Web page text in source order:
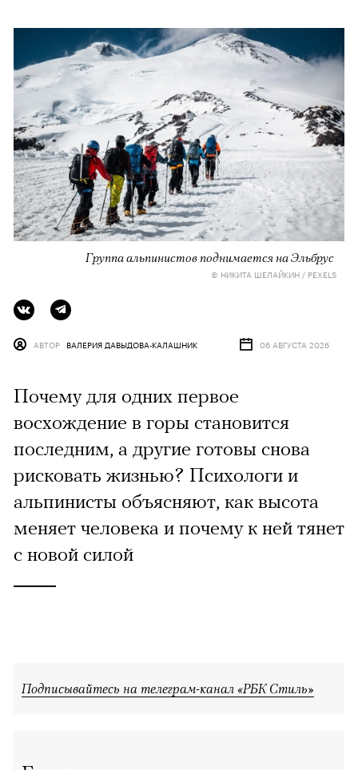
Группа альпинистов поднимается на Эльбрус
© НИКИТА ШЕЛАЙКИН / PEXELS
АВТОР ВАЛЕРИЯ ДАВЫДОВА-КАЛАШНИК 06 АВГУСТА 2026
Почему для одних первое
восхождение в горы становится
последним, а другие готовы снова
рисковать жизнью? Психологи и
альпинисты объясняют, как высота
меняет человека и почему к ней тянет
с новой силой
Подписывайтесь на телеграм-канал «РБК Стиль»